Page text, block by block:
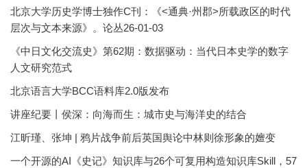
北京大学历史学博士独作C刊：《<通典·州郡>所载政区的时代
层次与文本来源》。论丛26-01-03
《中日文化交流史》第62期：数据驱动：当代日本史学的数字
人文研究范式
北京语言大学BCC语料库2.0版发布
讲座纪要丨侯深：向海而生：城市史与海洋史的结合
江昕瑾、张坤 | 鸦片战争前后英国舆论中林则徐形象的嬗变
一个开源的AI《史记》知识库与26个可复用构造知识库Skill，57